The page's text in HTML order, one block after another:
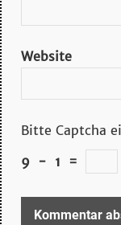
Website
Bitte Captcha
9 − 1 =